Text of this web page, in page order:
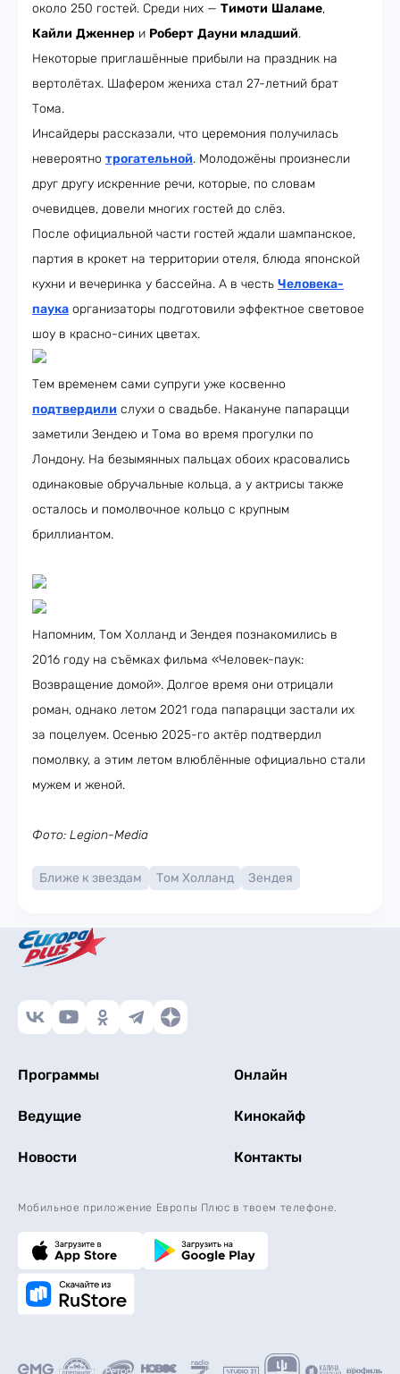
около 250 гостей. Среди них — Тимоти Шаламе,
Кайли Дженнер и Роберт Дауни младший.
Некоторые приглашённые прибыли на праздник на
вертолётах. Шафером жениха стал 27-летний брат
Тома.
Инсайдеры рассказали, что церемония получилась
невероятно трогательной. Молодожёны произнесли
друг другу искренние речи, которые, по словам
очевидцев, довели многих гостей до слёз.
После официальной части гостей ждали шампанское,
партия в крокет на территории отеля, блюда японской
кухни и вечеринка у бассейна. А в честь Человека-
паука организаторы подготовили эффектное световое
шоу в красно-синих цветах.
Тем временем сами супруги уже косвенно
подтвердили слухи о свадьбе. Накануне папарацци
заметили Зендею и Тома во время прогулки по
Лондону. На безымянных пальцах обоих красовались
одинаковые обручальные кольца, а у актрисы также
осталось и помолвочное кольцо с крупным
бриллиантом.
Напомним, Том Холланд и Зендея познакомились в
2016 году на съёмках фильма «Человек-паук:
Возвращение домой». Долгое время они отрицали
роман, однако летом 2021 года папарацци застали их
за поцелуем. Осенью 2025-го актёр подтвердил
помолвку, а этим летом влюблённые официально стали
мужем и женой.
Фото: Legion-Media
Ближе к звездам Том Холланд Зендея
Программы Онлайн
Ведущие Кинокайф
Новости Контакты
Мобильное приложение Европы Плюс в твоем телефоне.